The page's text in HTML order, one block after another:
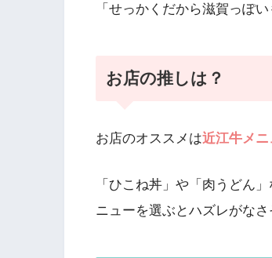
「せっかくだから滋賀っぽ
お店の推しは？
お店のオススメは近江牛メニ
「ひこね丼」や「肉うどん
ニューを選ぶとハズレがなさ